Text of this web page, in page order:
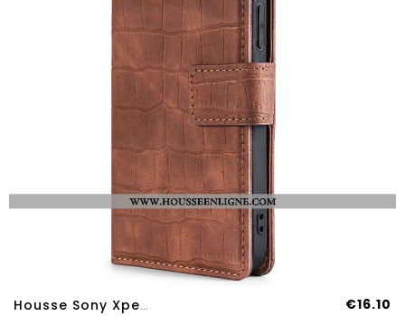
Housse Sony Xperia 10 IV Style Peau De Crocodile €16.10